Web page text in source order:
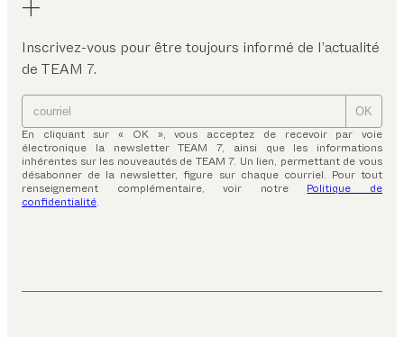
Inscrivez-vous pour être toujours informé de l’actualité
de TEAM 7.
OK
En cliquant sur « OK », vous acceptez de recevoir par voie
électronique la newsletter TEAM 7, ainsi que les informations
inhérentes sur les nouveautés de TEAM 7. Un lien, permettant de vous
désabonner de la newsletter, figure sur chaque courriel. Pour tout
renseignement complémentaire, voir notre Politique de
confidentialité.